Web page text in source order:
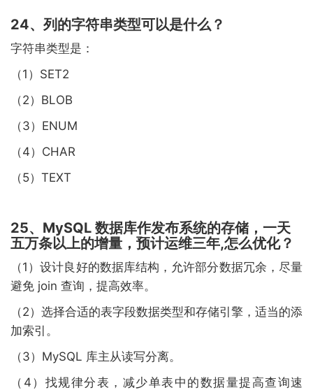
24、列的字符串类型可以是什么？
字符串类型是：
（1）SET2
（2）BLOB
（3）ENUM
（4）CHAR
（5）TEXT
25、MySQL 数据库作发布系统的存储，一天
五万条以上的增量，预计运维三年,怎么优化？
（1）设计良好的数据库结构，允许部分数据冗余，尽量
避免 join 查询，提高效率。
（2）选择合适的表字段数据类型和存储引擎，适当的添
加索引。
（3）MySQL 库主从读写分离。
（4）找规律分表，减少单表中的数据量提高查询速